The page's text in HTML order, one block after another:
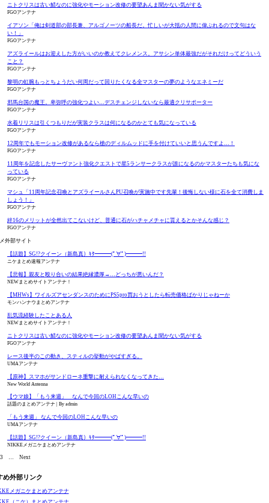
ニトクリスは古い鯖なのに強化やモーション改修の要望あんま聞かない気がする
FGOアンテナ
イアソン「俺は剣道部の部長兼、アルゴノーツの船長だ。忙しいが大抵の人間に偉ぶれるので文句はな
い！」
FGOアンテナ
アズライールはお迎えした方がいいのか教えてクレメンス。アサシン単体最強だがそれだけってどういう
こと？
FGOアンテナ
黎明の虹腕もっとちょうだい何周だって回りたくなる全マスターの夢のようなエネミーだ
FGOアンテナ
邪馬台国の魔王。卑弥呼の強化つよい…デスチェンジしないなら最適クリサポーター
FGOアンテナ
水着リリスは引くつもりだが実装クラスは何になるのかとても気になっている
FGOアンテナ
12周年でもモーション改修があるなら槍のディルムッドに手を付けていいと思うんですよ…！
FGOアンテナ
11周年を記念したサーヴァント強化クエストで星5ランサークラスが誰になるのかマスターたちも気にな
っている
FGOアンテナ
マシュ「11周年記念召喚とアズライールさんPU召喚が実施中です先輩！後悔しない様に石を全て消費しま
しょう！」
FGOアンテナ
絆16のメリットが全然出てこないけど、普通に石がハチャメチャに貰えるとかそんな感じ？
FGOアンテナ
外部サイト
【話題】SG!?クイーン（新島真）ｷﾀ━━━(ﾟ∀ﾟ)━━━!!
ニケまとめ速報アンテナ
【悲報】親友と殴り合いの結果絶縁濃厚→…どっちが悪いんだ？
NEWまとめサイトアンテナ！
【MHWs】ワイルズアセンダンスのためにPS5pro買おうとしたら転売価格ばかりじゃねーか
モンハンナウまとめアンテナ
乱気流経験したことある人
NEWまとめサイトアンテナ！
ニトクリスは古い鯖なのに強化やモーション改修の要望あんま聞かない気がする
FGOアンテナ
レース後半のこの動き、スティルの挙動がやばすぎる。
UMAアンテナ
【原神】スマホがサンドローネ重撃に耐えられなくなってきた…
New World Antenna
【ウマ娘】「もう来週」 なんで今回のLOHこんな早いの
話題のまとめアンテナ By admin
「もう来週」 なんで今回のLOHこんな早いの
UMAアンテナ
【話題】SG!?クイーン（新島真）ｷﾀ━━━(ﾟ∀ﾟ)━━━!!
NIKKEメガニケまとめアンテナ
3 Next
め外部リンク
メガニケまとめアンテナ